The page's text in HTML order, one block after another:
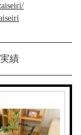
績